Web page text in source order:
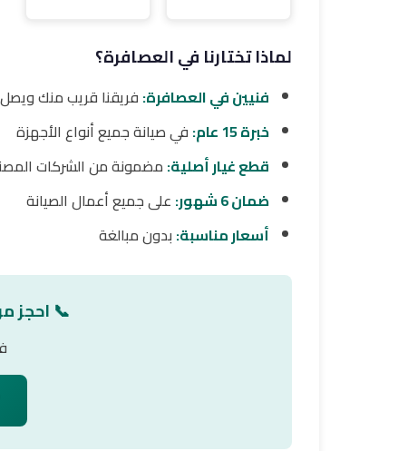
لماذا تختارنا في العصافرة؟
فنيين في العصافرة:فريقنا قريب منك
خبرة 15 عام:
في صيانة جميع أنواع الأجهزة
قطع غيار أصلية: مضمونة من الشركات
ضمان 6 شهور:
على جميع أعمال الصيانة
أسعار مناسبة: بدون مبالغة
📞 احجز